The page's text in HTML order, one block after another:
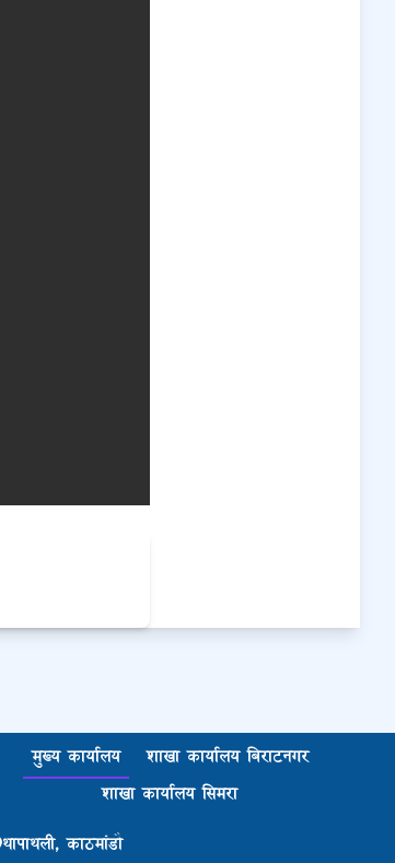
मुख्य कार्यालय
शाखा कार्यालय बिराटनगर
शाखा कार्यालय सिमरा
थापाथली, काठमांडौ